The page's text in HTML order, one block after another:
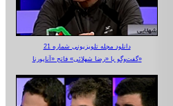
دانلود مجله تلویزیونی شماره 21
گفت‌وگو با «رضا شهلائی» فاتح «آناپورنا»